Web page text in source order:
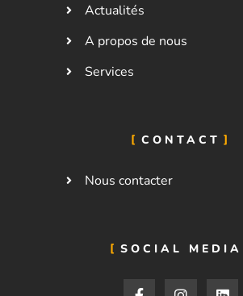
Actualités
A propos de nous
Services
CONTACT
Nous contacter
SOCIAL MEDIA